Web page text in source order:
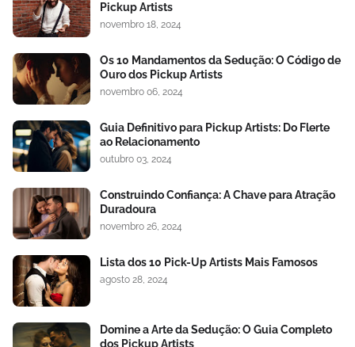
Pickup Artists
novembro 18, 2024
Os 10 Mandamentos da Sedução: O Código de
Ouro dos Pickup Artists
novembro 06, 2024
Guia Definitivo para Pickup Artists: Do Flerte
ao Relacionamento
outubro 03, 2024
Construindo Confiança: A Chave para Atração
Duradoura
novembro 26, 2024
Lista dos 10 Pick-Up Artists Mais Famosos
agosto 28, 2024
Domine a Arte da Sedução: O Guia Completo
dos Pickup Artists